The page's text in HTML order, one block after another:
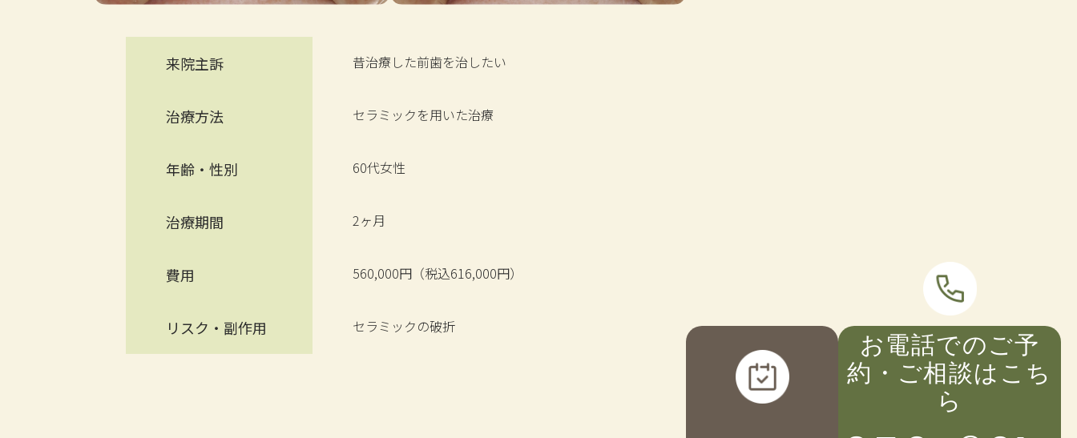
来院主訴 昔治療した前歯を治したい
治療方法 セラミックを用いた治療
年齢・性別 60代女性
治療期間 2ヶ月
費用 560,000円（税込616,000円）
リスク・副作用 セラミックの破折
お電話でのご予
約・ご相談はこち
ら